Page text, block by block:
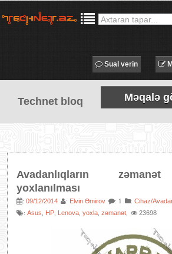
Sual verin
Technet bloq Məqalə
Avadanlıqların
yoxlanılması
: 09/12/2014 : Elvin Əmirov : 1 : Cihaz/
: Asus HP Lenova yoxla zəmanət 23698